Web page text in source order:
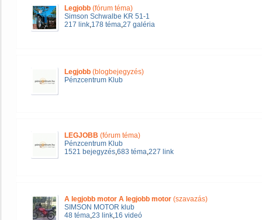
Legjobb (fórum téma)
Simson Schwalbe KR 51-1
217 link,178 téma,27 galéria
Legjobb (blogbejegyzés)
Pénzcentrum Klub
LEGJOBB (fórum téma)
Pénzcentrum Klub
1521 bejegyzés,683 téma,227 link
A legjobb motor A legjobb motor (szavazás)
SIMSON MOTOR klub
48 téma,23 link,16 videó